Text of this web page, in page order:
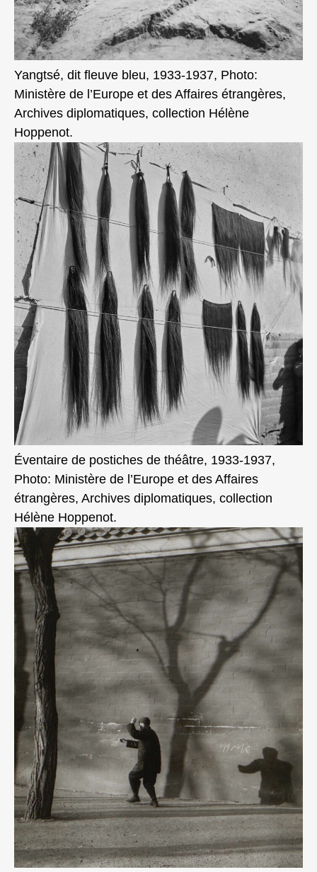
Yangtsé, dit fleuve bleu, 1933-1937, Photo:
Ministère de l’Europe et des Affaires étrangères,
Archives diplomatiques, collection Hélène
Hoppenot.
Éventaire de postiches de théâtre, 1933-1937,
Photo: Ministère de l’Europe et des Affaires
étrangères, Archives diplomatiques, collection
Hélène Hoppenot.